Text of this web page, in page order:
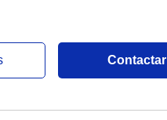
Contactar